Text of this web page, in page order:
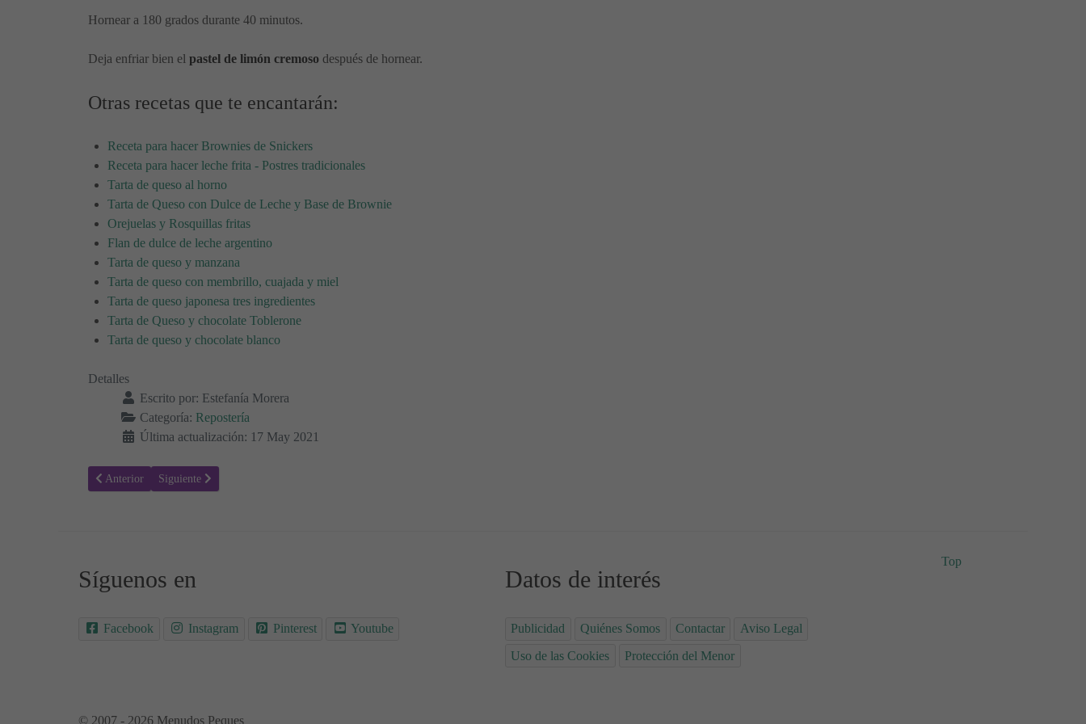
Hornear a 180 grados durante 40 minutos.
Deja enfriar bien el pastel de limón cremoso después de hornear.
Otras recetas que te encantarán:
Receta para hacer Brownies de Snickers
Receta para hacer leche frita - Postres tradicionales
Tarta de queso al horno
Tarta de Queso con Dulce de Leche y Base de Brownie
Orejuelas y Rosquillas fritas
Flan de dulce de leche argentino
Tarta de queso y manzana
Tarta de queso con membrillo, cuajada y miel
Tarta de queso japonesa tres ingredientes
Tarta de Queso y chocolate Toblerone
Tarta de queso y chocolate blanco
Detalles
Escrito por: Estefanía Morera
Categoría: Repostería
Última actualización: 17 May 2021
Artículo anterior: Receta para hacer Postre de chocolate kinder
Anterior Artículo siguiente: Receta para hacer Copa de fresas y mascarpone
Siguiente
Síguenos en
Facebook Instagram Pinterest Youtube
Datos de interés
Publicidad Quiénes Somos Contactar
Aviso Legal
Uso de las Cookies
Protección del Menor
Top
© 2007 - 2026 Menudos Peques